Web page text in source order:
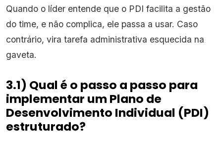
Quando o líder entende que o PDI facilita a gestão
do time, e não complica, ele passa a usar. Caso
contrário, vira tarefa administrativa esquecida na
gaveta.
3.1) Qual é o passo a passo para
implementar um Plano de
Desenvolvimento Individual (PDI)
estruturado?